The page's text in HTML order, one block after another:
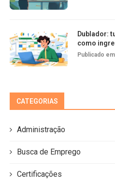
Dublador:
como
Publicado em
CATEGORIAS
Administração
Busca de Emprego
Certificações